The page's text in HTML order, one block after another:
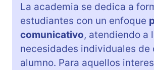
La academia se dedica a
estudiantes con un enfoque
comunicativo, atendiendo a
necesidades individuales de
alumno. Para aquellos